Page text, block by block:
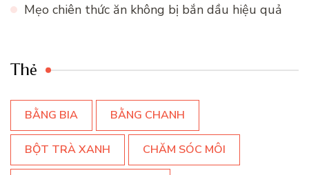
Mẹo chiên thức ăn không bị bắn dầu hiệu quả
Thẻ
BẰNG BIA BẰNG CHANH
BỘT TRÀ XANH CHĂM SÓC MÔI